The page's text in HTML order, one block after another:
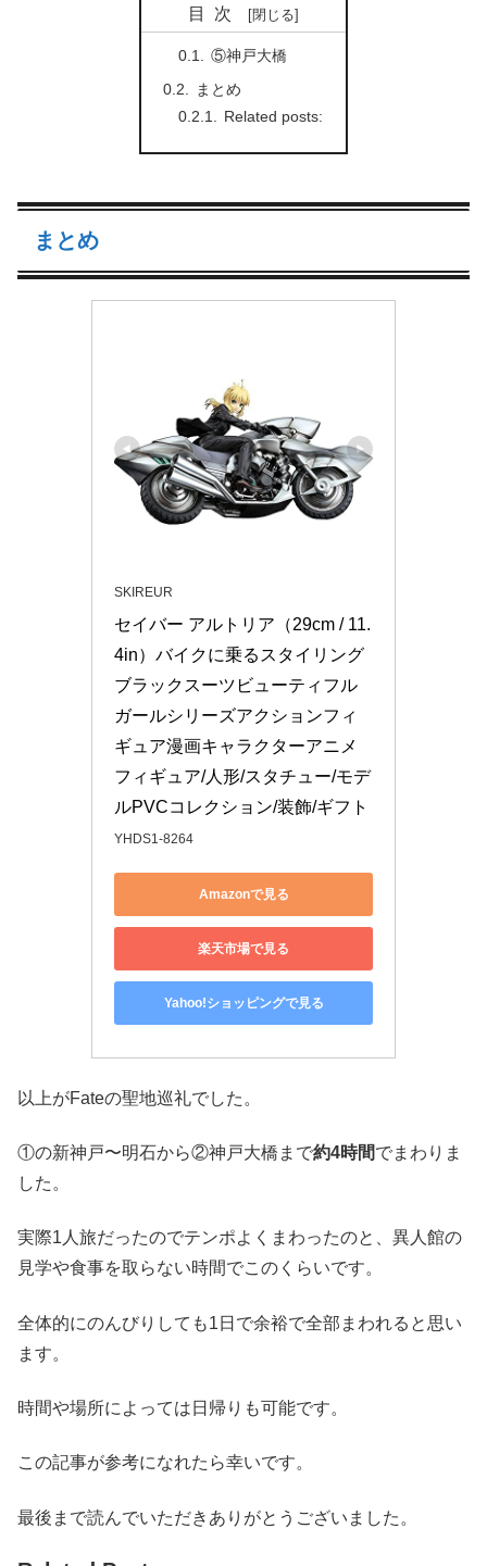
目次
⑤神戸大橋
まとめ
Related posts:
まとめ
SKIREUR
セイバー アルトリア（29cm / 11.
4in）バイクに乗るスタイリング
ブラックスーツビューティフル
ガールシリーズアクションフィ
ギュア漫画キャラクターアニメ
フィギュア/人形/スタチュー/モデ
ルPVCコレクション/装飾/ギフト
YHDS1-8264
Amazonで見る
楽天市場で見る
Yahoo!ショッピングで見る
以上がFateの聖地巡礼でした。
①の新神戸〜明石から②神戸大橋まで約4時間でまわりま
した。
実際1人旅だったのでテンポよくまわったのと、異人館の
見学や食事を取らない時間でこのくらいです。
全体的にのんびりしても1日で余裕で全部まわれると思い
ます。
時間や場所によっては日帰りも可能です。
この記事が参考になれたら幸いです。
最後まで読んでいただきありがとうございました。